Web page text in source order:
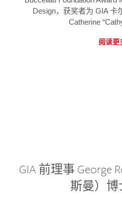
Design，获奖者为 GIA 卡
Catherine
阅读更
GIA 前理事 George
斯曼）